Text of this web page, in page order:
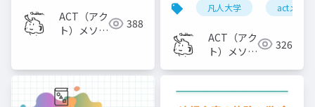
ACT（アク
ト）メソッ
388
凡人大学 actメソ
ACT（アク
ト）メソッ
326